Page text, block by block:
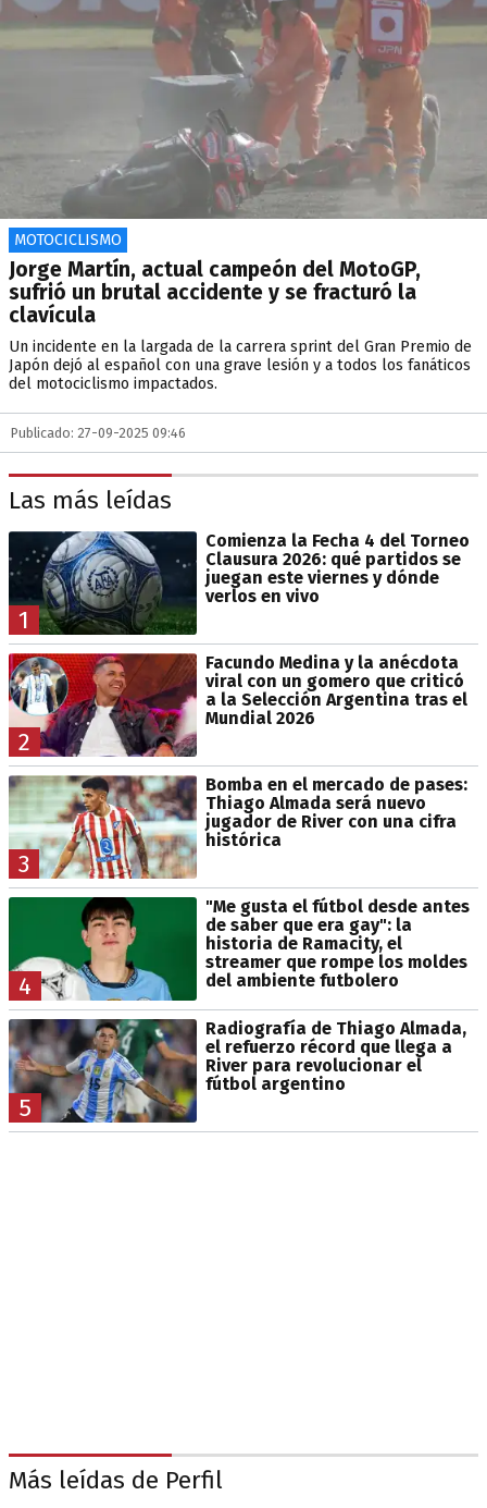
MOTOCICLISMO
Jorge Martín, actual campeón del MotoGP,
sufrió un brutal accidente y se fracturó la
clavícula
Un incidente en la largada de la carrera sprint del Gran Premio de
Japón dejó al español con una grave lesión y a todos los fanáticos
del motociclismo impactados.
Publicado: 27-09-2025 09:46
Las más leídas
1
Comienza la Fecha 4 del Torneo
Clausura 2026: qué partidos se
juegan este viernes y dónde
verlos en vivo
2
Facundo Medina y la anécdota
viral con un gomero que criticó
a la Selección Argentina tras el
Mundial 2026
3
Bomba en el mercado de pases:
Thiago Almada será nuevo
jugador de River con una cifra
histórica
4
"Me gusta el fútbol desde antes
de saber que era gay": la
historia de Ramacity, el
streamer que rompe los moldes
del ambiente futbolero
5
Radiografía de Thiago Almada,
el refuerzo récord que llega a
River para revolucionar el
fútbol argentino
Más leídas de Perfil